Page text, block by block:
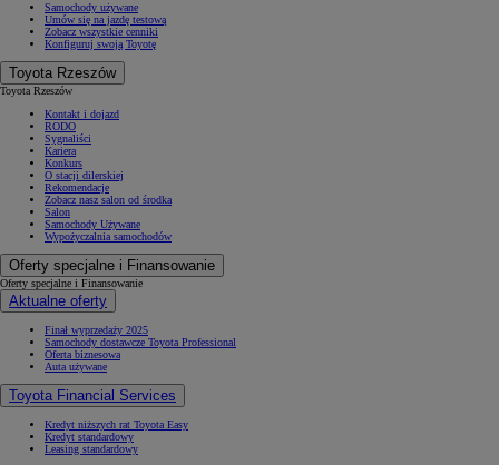
Samochody używane
Umów się na jazdę testową
Zobacz wszystkie cenniki
Konfiguruj swoją Toyotę
Toyota Rzeszów
Toyota Rzeszów
Kontakt i dojazd
RODO
Sygnaliści
Kariera
Konkurs
O stacji dilerskiej
Rekomendacje
Zobacz nasz salon od środka
Salon
Samochody Używane
Wypożyczalnia samochodów
Oferty specjalne i Finansowanie
Oferty specjalne i Finansowanie
Aktualne oferty
Finał wyprzedaży 2025
Samochody dostawcze Toyota Professional
Oferta biznesowa
Auta używane
Toyota Financial Services
Kredyt niższych rat Toyota Easy
Kredyt standardowy
Leasing standardowy